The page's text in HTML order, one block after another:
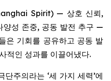
Spirit) — 상호 신뢰,
양성 존중, 공동 발전 추구 —
은 기회를 공유하고 공동 발
적인 성과를 이끌어냈다.
주의라는 ‘세 가지 세력’에